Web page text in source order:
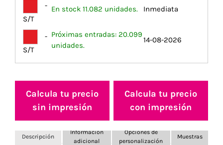
-
S/T
En stock 11.082 unidades. Inmediata
-
S/T
Próximas entradas: 20.099
unidades.
14-08-2026
Calcula tu precio
sin impresión
Calcula tu precio
con impresión
Descripción
Información
adicional
Opciones de
personalización
Muestras